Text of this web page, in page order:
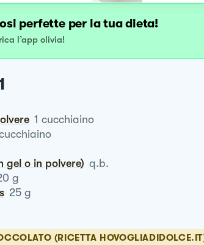
perfette per la tua dieta!
l’app olivia!
1 cucchiaino
gel o in polvere) q.b.
g
25 g
(RICETTA